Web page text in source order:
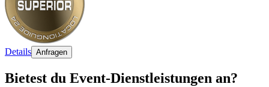
Details Anfragen
Bietest du Event-Dienstleistungen an?